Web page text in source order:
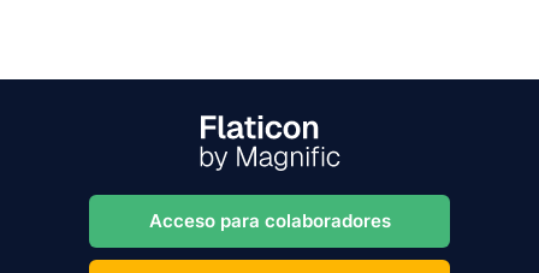
Acceso para colaboradores